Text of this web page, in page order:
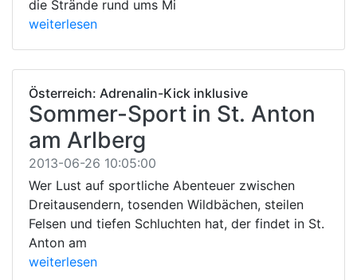
die Strände rund ums Mi
weiterlesen
Österreich: Adrenalin-Kick inklusive
Sommer-Sport in St. Anton
am Arlberg
2013-06-26 10:05:00
Wer Lust auf sportliche Abenteuer zwischen
Dreitausendern, tosenden Wildbächen, steilen
Felsen und tiefen Schluchten hat, der findet in St.
Anton am
weiterlesen